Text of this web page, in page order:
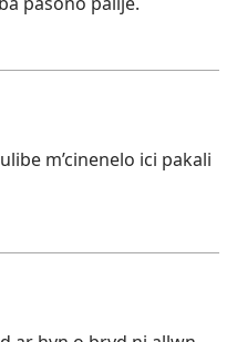
m’cinenelo ici pakali